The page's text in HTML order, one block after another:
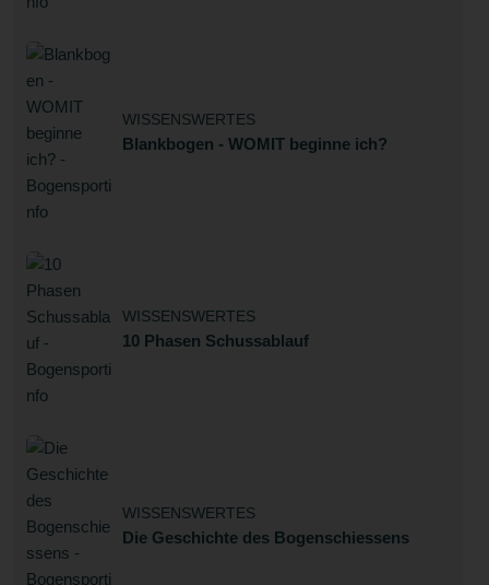
WISSENSWERTES
Blankbogen - WOMIT beginne ich?
WISSENSWERTES
10 Phasen Schussablauf
WISSENSWERTES
Die Geschichte des Bogenschiessens